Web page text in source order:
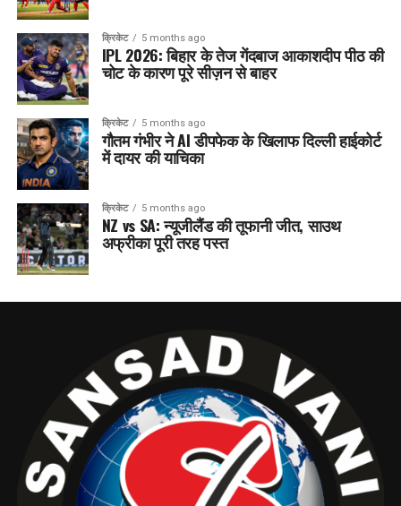
क्रिकेट 5 months ago
IPL 2026: बिहार के तेज गेंदबाज आकाशदीप पीठ की
चोट के कारण पूरे सीज़न से बाहर
क्रिकेट 5 months ago
गौतम गंभीर ने AI डीपफेक के खिलाफ दिल्ली हाईकोर्ट
में दायर की याचिका
क्रिकेट 5 months ago
NZ vs SA: न्यूजीलैंड की तूफानी जीत, साउथ
अफ्रीका पूरी तरह पस्त